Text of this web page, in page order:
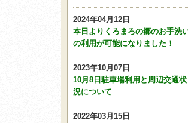
2024年04月12日
本日よりくろまろの郷のお手洗
の利用が可能になりました！
2023年10月07日
10月8日駐車場利用と周辺交通状
況について
2022年03月15日